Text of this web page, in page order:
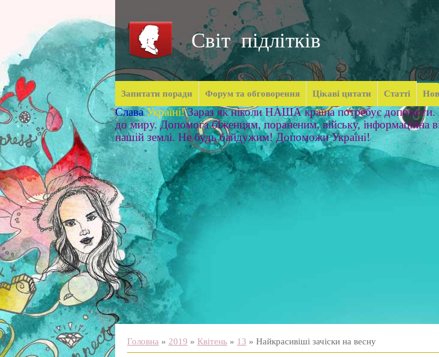
Світ підлітків
Запитати поради Форум та обговорення Цікаві цитати Статті
Слава Україні! Зараз як ніколи НАША країна потребує
до миру. Допомога біженцям, пораненим, війську, інформаційна
нашій землі. Не будь байдужим! Допоможи Україні!
Головна » 2019 » Квітень » 13 » Найкрасивіші зачіски на весну